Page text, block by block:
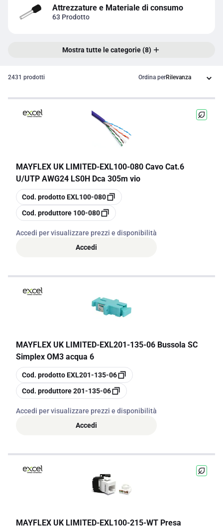
Attrezzature e Materiale di consumo
63 Prodotto
Mostra tutte le categorie (8)
2431 prodotti Ordina per
MAYFLEX UK LIMITED-EXL100-080 Cavo Cat.6
U/UTP AWG24 LS0H Dca 305m vio
copia
Cod. prodottoEXL100-080
copia
Cod. produttore 100-080
Accedi per visualizzare prezzi e disponibilità
Accedi
MAYFLEX UK LIMITED-EXL201-135-06 Bussola SC
Simplex OM3 acqua 6
copia
Cod. prodottoEXL201-135-06
copia
Cod. produttore201-135-06
Accedi per visualizzare prezzi e disponibilità
Accedi
MAYFLEX UK LIMITED-EXL100-215-WT Presa